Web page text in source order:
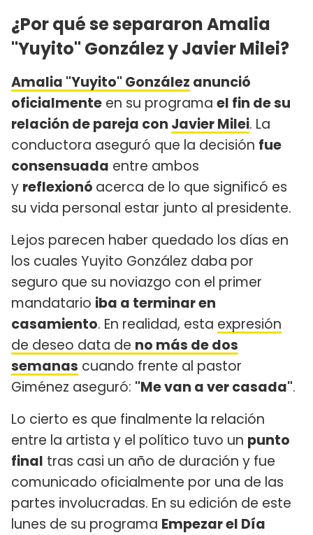
¿Por qué se separaron Amalia
"Yuyito" González y Javier Milei?
Amalia "Yuyito" González anunció
oficialmente en su programa el fin de su
relación de pareja con Javier Milei. La
conductora aseguró que la decisión fue
consensuada entre ambos
y reflexionó acerca de lo que significó es
su vida personal estar junto al presidente.
Lejos parecen haber quedado los días en
los cuales Yuyito González daba por
seguro que su noviazgo con el primer
mandatario iba a terminar en
casamiento. En realidad, esta expresión
de deseo data de no más de dos
semanas cuando frente al pastor
Giménez aseguró: "Me van a ver casada".
Lo cierto es que finalmente la relación
entre la artista y el político tuvo un punto
final tras casi un año de duración y fue
comunicado oficialmente por una de las
partes involucradas. En su edición de este
lunes de su programa Empezar el Día